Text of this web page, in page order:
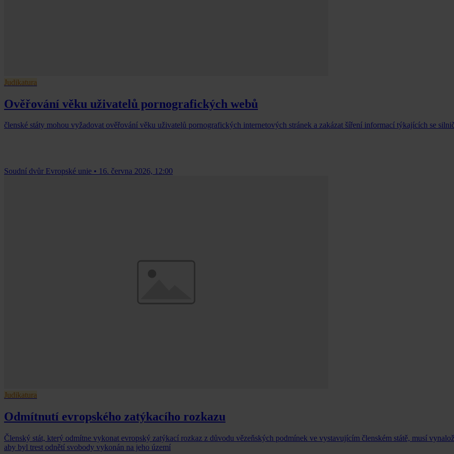
Judikatura
Ověřování věku uživatelů pornografických webů
členské státy mohou vyžadovat ověřování věku uživatelů pornografických internetových stránek a zakázat šíření informací týkajících se
Soudní dvůr Evropské unie • 16. června 2026, 12:00
Judikatura
Odmítnutí evropského zatýkacího rozkazu
Členský stát, který odmítne vykonat evropský zatýkací rozkaz z důvodu vězeňských podmínek ve vystavujícím členském státě, musí
aby byl trest odnětí svobody vykonán na jeho území